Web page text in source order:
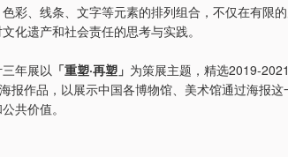
彩、线条、文字等元素的排列组合，不仅在有限
化遗产和社会责任的思考与实践。
年展以 「重塑·再塑」 为策展主题，精选2019-
海报作品，以展示中国各博物馆、美术馆通过海报这
共价值。